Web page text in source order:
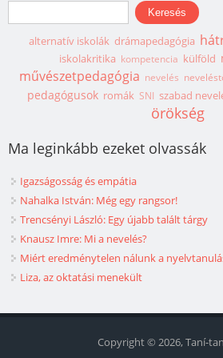
Keresés űrlap
Keresés
alternatív iskolák drámapedagógia
iskolakritika kompetencia külföld
művészetpedagógia nevelés
pedagógusok romák SNI szabad
örökség
Ma leginkább ezeket olvassák
Igazságosság és empátia
Nahalka István: Még egy rangsor!
Trencsényi László: Egy újabb talált tárgy
Knausz Imre: Mi a nevelés?
Miért eredménytelen nálunk a
Liza, az oktatási menekült
Copyright © 2026, Taní-